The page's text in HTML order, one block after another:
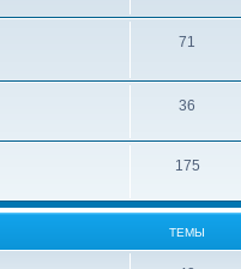
71
36
175
ТЕМЫ